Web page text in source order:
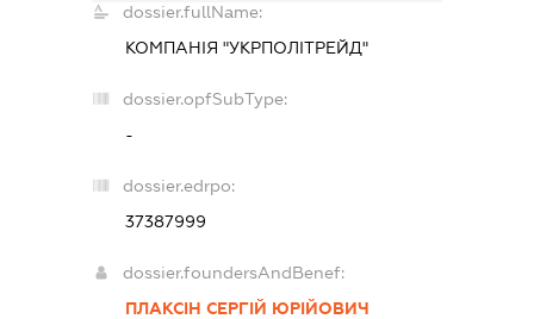
dossier.fullName:
КОМПАНІЯ "УКРПОЛІТРЕЙД"
dossier.opfSubType:
-
dossier.edrpo:
37387999
dossier.foundersAndBenef:
ПЛАКСІН СЕРГІЙ ЮРІЙОВИЧ